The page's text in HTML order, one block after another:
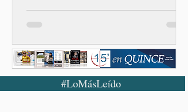
#LoMásLeído